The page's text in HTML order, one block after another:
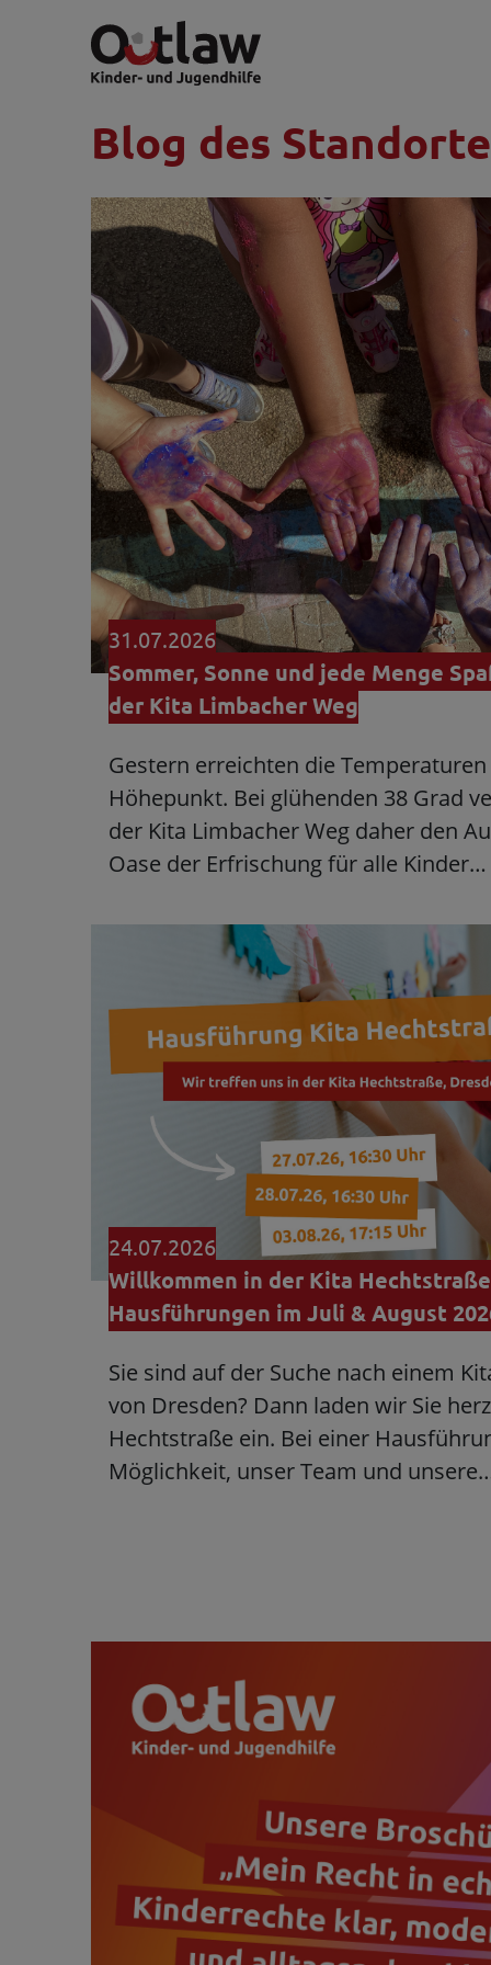
Blog des
31.07.2026
Sommer, Sonne und jede Menge
der Kita Limbacher Weg
Gestern erreichten die
Höhepunkt. Bei glühenden 38 Grad
der Kita Limbacher Weg daher den
Oase der Erfrischung für alle Kinder…
24.07.2026
Willkommen in der Kita
Hausführungen im Juli & August
Sie sind auf der Suche nach einem
von Dresden? Dann laden wir Sie
Hechtstraße ein. Bei einer
Möglichkeit, unser Team und